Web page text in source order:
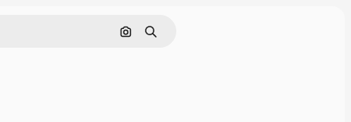
画像で検索
検索